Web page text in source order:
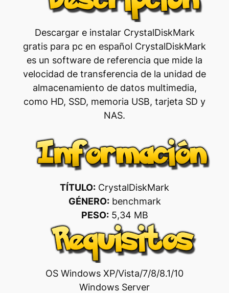
Descargar e instalar CrystalDiskMark
gratis para pc en español CrystalDiskMark
es un software de referencia que mide la
velocidad de transferencia de la unidad de
almacenamiento de datos multimedia,
como HD, SSD, memoria USB, tarjeta SD y
NAS.
TÍTULO: CrystalDiskMark
GÉNERO:benchmark
PESO:5,34 MB
OS Windows XP/Vista/7/8/8.1/10
Windows Server